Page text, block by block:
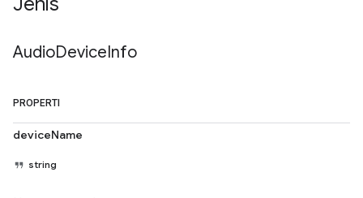
AudioDeviceInfo
PROPERTI
deviceName
string